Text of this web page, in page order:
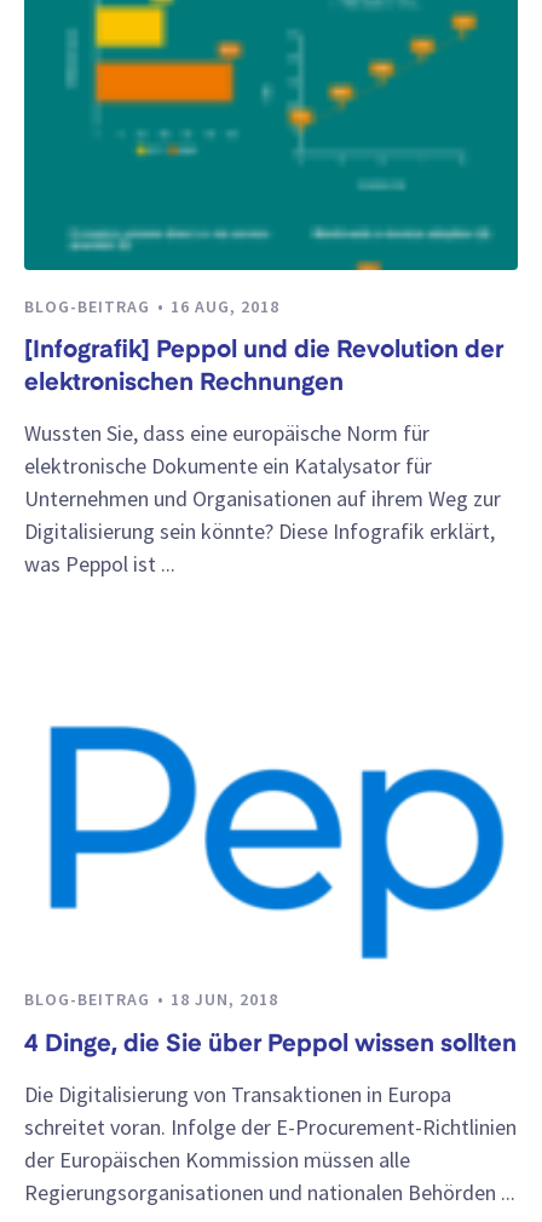
BLOG-BEITRAG 16 AUG, 2018
[Infografik] Peppol und die Revolution der
elektronischen Rechnungen
Wussten Sie, dass eine europäische Norm für
elektronische Dokumente ein Katalysator für
Unternehmen und Organisationen auf ihrem Weg zur
Digitalisierung sein könnte? Diese Infografik erklärt,
was Peppol ist ...
BLOG-BEITRAG 18 JUN, 2018
4 Dinge, die Sie über Peppol wissen sollten
Die Digitalisierung von Transaktionen in Europa
schreitet voran. Infolge der E-Procurement-Richtlinien
der Europäischen Kommission müssen alle
Regierungsorganisationen und nationalen Behörden ...